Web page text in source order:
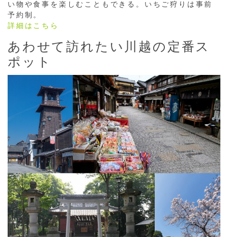
い物や食事を楽しむこともできる。いちご狩りは事前
予約制。
詳細はこちら
あわせて訪れたい川越の定番ス
ポット